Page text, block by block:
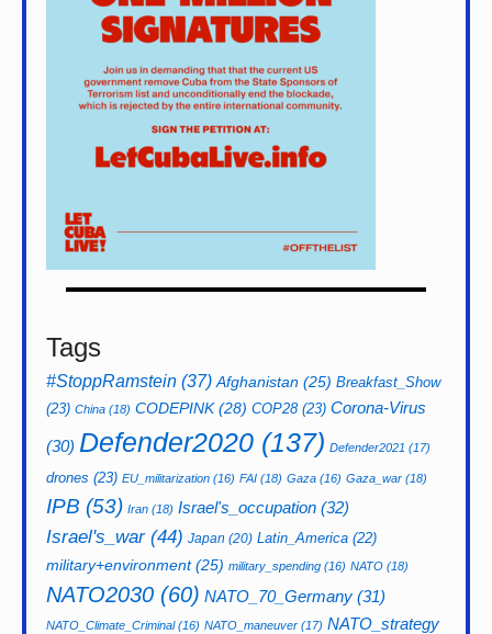
Tags
#StoppRamstein (37) Afghanistan (25) Breakfast_Show
(23) China (18) CODEPINK(28) COP28(23) Corona-Virus
(30) Defender2020 (137) Defender2021 (17)
drones (23) EU_militarization (16) FAI (18) Gaza (16) Gaza_war (18)
IPB (53) Iran (18) Israel's_occupation (32)
Israel's_war(44) Japan (20) Latin_America (22)
military+environment(25) military_spending (16) NATO (18)
NATO2030 (60) NATO_70_Germany (31)
NATO_Climate_Criminal(16) NATO_maneuver (17) NATO_strategy